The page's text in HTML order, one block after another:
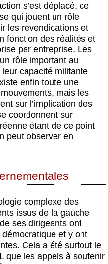
s’est déplacé, ce
qui jouent un rôle
les revendications et
fonction des réalités et
par entreprise. Les
rôle important au
capacité militante
enfin toute une
mais les
sur l’implication des
coordonnent sur
étant de ce point
peut observer en
complexe des
issus de la gauche
ses dirigeants ont
et y ont
Cela a été surtout le
que les appels à soutenir